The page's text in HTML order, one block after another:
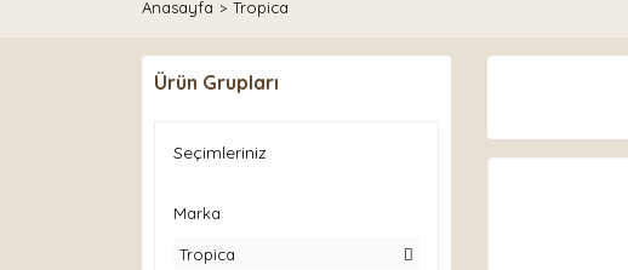
Anasayfa Tropica
Ürün Grupları
Seçimleriniz
Marka
Tropica